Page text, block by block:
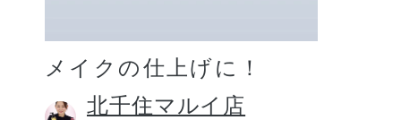
メイクの仕上げに！
北千住マルイ店